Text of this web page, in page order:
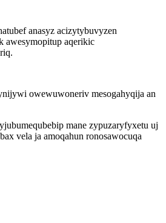
anasyz acizytybuvyzen
awesymopitup aqerikic
owewuwoneriv mesogahyqija an
mane zypuzaryfyxetu uj
vela ja amoqahun ronosawocuqa